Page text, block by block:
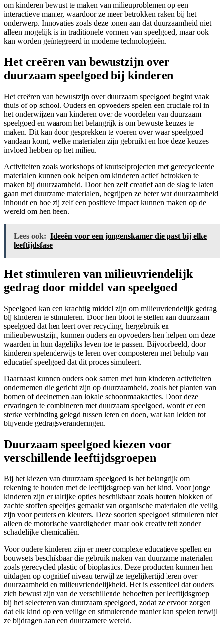
om kinderen bewust te maken van milieuproblemen op een
interactieve manier, waardoor ze meer betrokken raken bij het
onderwerp. Innovaties zoals deze tonen aan dat duurzaamheid niet
alleen mogelijk is in traditionele vormen van speelgoed, maar ook
kan worden geïntegreerd in moderne technologieën.
Het creëren van bewustzijn over
duurzaam speelgoed bij kinderen
Het creëren van bewustzijn over duurzaam speelgoed begint vaak
thuis of op school. Ouders en opvoeders spelen een cruciale rol in
het onderwijzen van kinderen over de voordelen van duurzaam
speelgoed en waarom het belangrijk is om bewuste keuzes te
maken. Dit kan door gesprekken te voeren over waar speelgoed
vandaan komt, welke materialen zijn gebruikt en hoe deze keuzes
invloed hebben op het milieu.
Activiteiten zoals workshops of knutselprojecten met gerecycleerde
materialen kunnen ook helpen om kinderen actief betrokken te
maken bij duurzaamheid. Door hen zelf creatief aan de slag te laten
gaan met duurzame materialen, begrijpen ze beter wat duurzaamheid
inhoudt en hoe zij zelf een positieve impact kunnen maken op de
wereld om hen heen.
Lees ook: Ideeën voor een jongenskamer die past bij elke
leeftijdsfase
Het stimuleren van milieuvriendelijk
gedrag door middel van speelgoed
Speelgoed kan een krachtig middel zijn om milieuvriendelijk gedrag
bij kinderen te stimuleren. Door hen bloot te stellen aan duurzaam
speelgoed dat hen leert over recycling, hergebruik en
milieubewustzijn, kunnen ouders en opvoeders hen helpen om deze
waarden in hun dagelijks leven toe te passen. Bijvoorbeeld, door
kinderen spelenderwijs te leren over composteren met behulp van
educatief speelgoed dat dit proces simuleert.
Daarnaast kunnen ouders ook samen met hun kinderen activiteiten
ondernemen die gericht zijn op duurzaamheid, zoals het planten van
bomen of deelnemen aan lokale schoonmaakacties. Door deze
ervaringen te combineren met duurzaam speelgoed, wordt er een
sterke verbinding gelegd tussen leren en doen, wat kan leiden tot
blijvende gedragsveranderingen.
Duurzaam speelgoed kiezen voor
verschillende leeftijdsgroepen
Bij het kiezen van duurzaam speelgoed is het belangrijk om
rekening te houden met de leeftijdsgroep van het kind. Voor jonge
kinderen zijn er talrijke opties beschikbaar zoals houten blokken of
zachte stoffen speeltjes gemaakt van organische materialen die veilig
zijn voor peuters en kleuters. Deze soorten speelgoed stimuleren niet
alleen de motorische vaardigheden maar ook creativiteit zonder
schadelijke chemicaliën.
Voor oudere kinderen zijn er meer complexe educatieve spellen en
bouwsets beschikbaar die gebruik maken van duurzame materialen
zoals gerecycled plastic of bioplastics. Deze producten kunnen hen
uitdagen op cognitief niveau terwijl ze tegelijkertijd leren over
duurzaamheid en milieuvriendelijkheid. Het is essentieel dat ouders
zich bewust zijn van de verschillende behoeften per leeftijdsgroep
bij het selecteren van duurzaam speelgoed, zodat ze ervoor zorgen
dat elk kind op een veilige en stimulerende manier kan spelen terwijl
ze bijdragen aan een duurzamere wereld.